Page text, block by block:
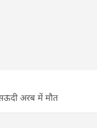
अरब में मौत